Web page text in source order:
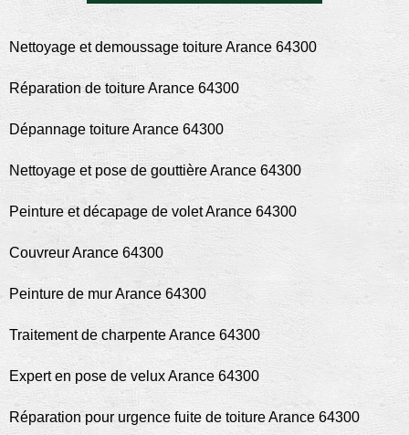
Nettoyage et demoussage toiture Arance 64300
Réparation de toiture Arance 64300
Dépannage toiture Arance 64300
Nettoyage et pose de gouttière Arance 64300
Peinture et décapage de volet Arance 64300
Couvreur Arance 64300
Peinture de mur Arance 64300
Traitement de charpente Arance 64300
Expert en pose de velux Arance 64300
Réparation pour urgence fuite de toiture Arance 64300